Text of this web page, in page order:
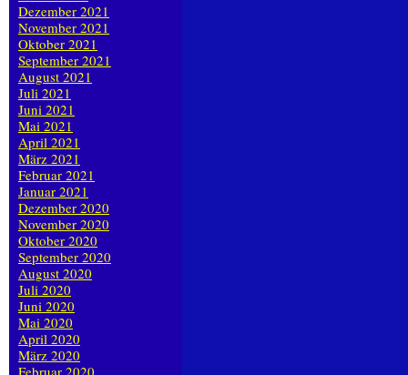
Dezember 2021
November 2021
Oktober 2021
September 2021
August 2021
Juli 2021
Juni 2021
Mai 2021
April 2021
März 2021
Februar 2021
Januar 2021
Dezember 2020
November 2020
Oktober 2020
September 2020
August 2020
Juli 2020
Juni 2020
Mai 2020
April 2020
März 2020
Februar 2020